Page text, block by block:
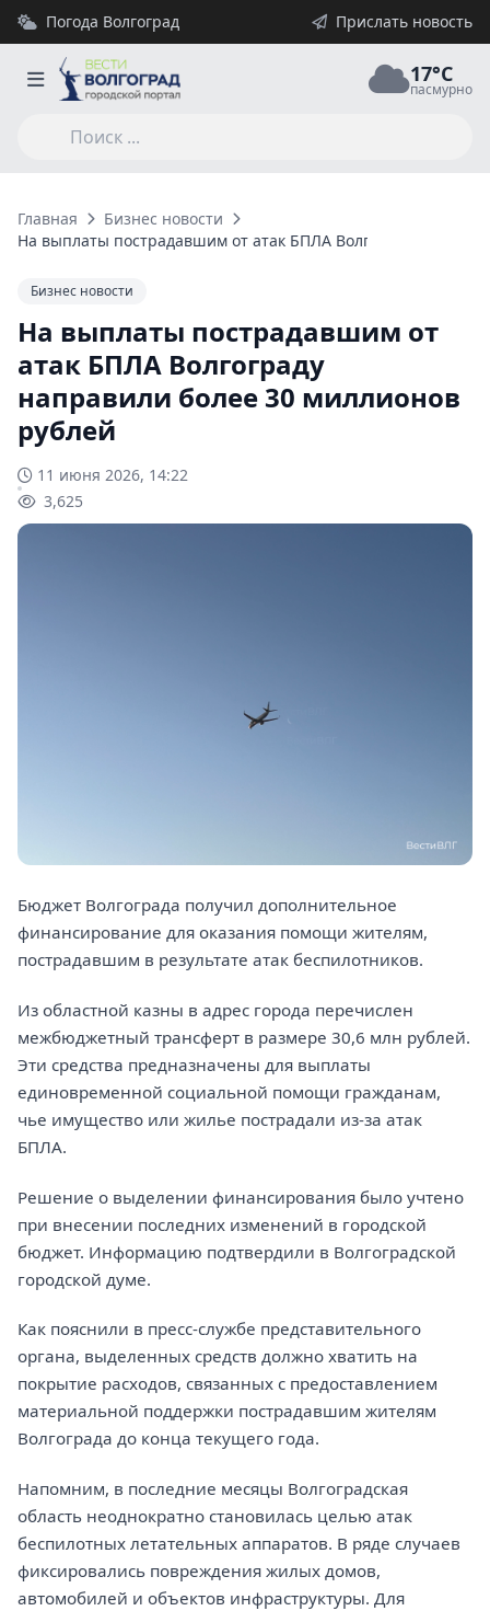
Погода Волгоград Прислать новость
17°C
пасмурно
Главная
Бизнес новости
На выплаты пострадавшим от атак БПЛА Волгограду
Бизнес новости
На выплаты пострадавшим от
атак БПЛА Волгограду
направили более 30 миллионов
рублей
11 июня 2026, 14:22
3,625
Бюджет Волгограда получил дополнительное
финансирование для оказания помощи жителям,
пострадавшим в результате атак беспилотников.
Из областной казны в адрес города перечислен
межбюджетный трансферт в размере 30,6 млн рублей.
Эти средства предназначены для выплаты
единовременной социальной помощи гражданам,
чье имущество или жилье пострадали из-за атак
БПЛА.
Решение о выделении финансирования было учтено
при внесении последних изменений в городской
бюджет. Информацию подтвердили в Волгоградской
городской думе.
Как пояснили в пресс-службе представительного
органа, выделенных средств должно хватить на
покрытие расходов, связанных с предоставлением
материальной поддержки пострадавшим жителям
Волгограда до конца текущего года.
Напомним, в последние месяцы Волгоградская
область неоднократно становилась целью атак
беспилотных летательных аппаратов. В ряде случаев
фиксировались повреждения жилых домов,
автомобилей и объектов инфраструктуры. Для